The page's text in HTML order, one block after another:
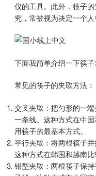
仪的工具。此外，筷子
究，常被视为决定一个人
下面我简单介绍一下筷子
常见的筷子的夹取方法：
交叉夹取：把勺形的一
一条线。这种方式在中
用筷子的最基本方式。
平行夹取：将两根筷子并
这种方式在韩国和越南比
钳型夹取：两根筷子保